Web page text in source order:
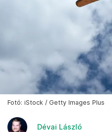
Fotó: iStock / Getty Images Plus
Dévai László